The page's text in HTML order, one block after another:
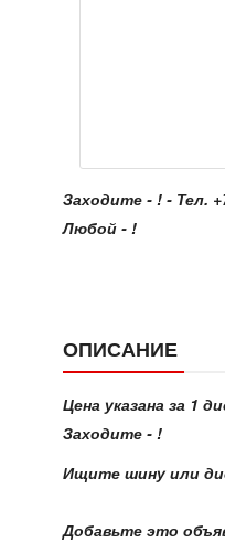
Заходите - ! - Тел.
Любой - !
ОПИСАНИЕ
Цена указана за 1
Заходите - !
Ищите шину или
Добавьте это